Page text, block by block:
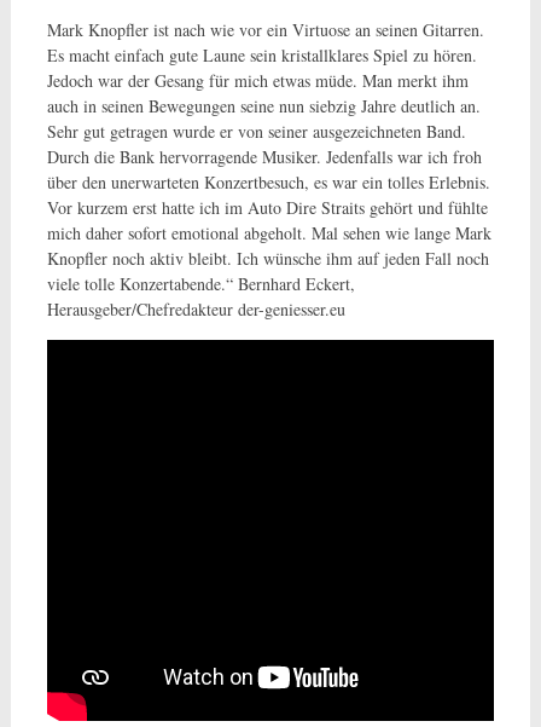
Mark Knopfler ist nach wie vor ein Virtuose an seinen Gitarren.
Es macht einfach gute Laune sein kristallklares Spiel zu hören.
Jedoch war der Gesang für mich etwas müde. Man merkt ihm
auch in seinen Bewegungen seine nun siebzig Jahre deutlich an.
Sehr gut getragen wurde er von seiner ausgezeichneten Band.
Durch die Bank hervorragende Musiker. Jedenfalls war ich froh
über den unerwarteten Konzertbesuch, es war ein tolles Erlebnis.
Vor kurzem erst hatte ich im Auto Dire Straits gehört und fühlte
mich daher sofort emotional abgeholt. Mal sehen wie lange Mark
Knopfler noch aktiv bleibt. Ich wünsche ihm auf jeden Fall noch
viele tolle Konzertabende.“ Bernhard Eckert,
Herausgeber/Chefredakteur der-geniesser.eu